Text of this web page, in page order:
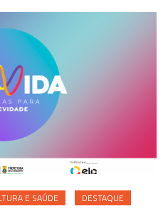
E SAÚDE DESTAQUE